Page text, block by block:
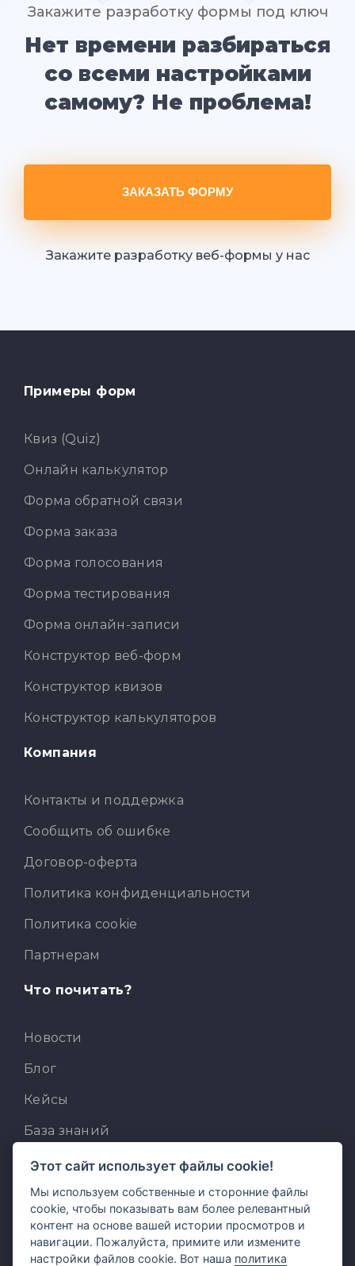
Закажите разработку формы под ключ
Нет времени разбираться
со всеми настройками
самому? Не проблема!
ЗАКАЗАТЬ ФОРМУ
Закажите разработку веб-формы у нас
Примеры форм
Квиз (Quiz)
Онлайн калькулятор
Форма обратной связи
Форма заказа
Форма голосования
Форма тестирования
Форма онлайн-записи
Конструктор веб-форм
Конструктор квизов
Конструктор калькуляторов
Компания
Контакты и поддержка
Сообщить об ошибке
Договор-оферта
Политика конфиденциальности
Политика cookie
Партнерам
Что почитать?
Новости
Блог
Кейсы
База знаний
Для разработчиков
Встроенный AI-ассистент
MCP для AI-клиентов
Отзывы и предложения
Этот сайт использует файлы cookie!
Мы используем собственные и сторонние файлы
cookie, чтобы показывать вам более релевантный
контент на основе вашей истории просмотров и
навигации. Пожалуйста, примите или измените
настройки файлов cookie. Вот наша политика